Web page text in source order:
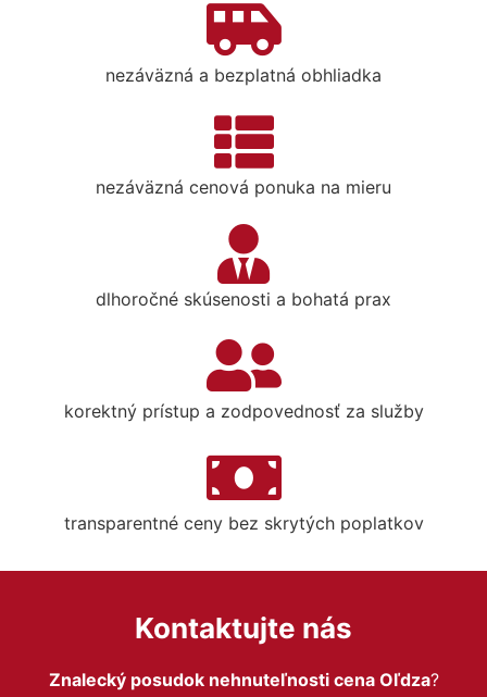
nezáväzná a bezplatná obhliadka
nezáväzná cenová ponuka na mieru
dlhoročné skúsenosti a bohatá prax
korektný prístup a zodpovednosť za služby
transparentné ceny bez skrytých poplatkov
Kontaktujte nás
Znalecký posudok nehnuteľnosti cena Oľdza?